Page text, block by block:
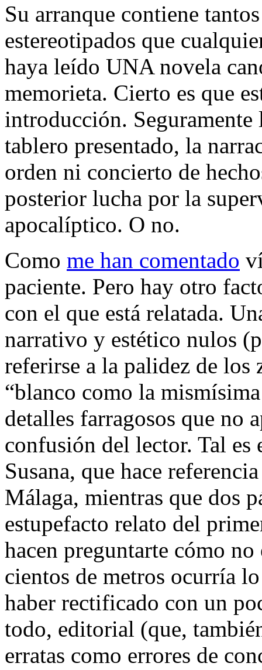
Su arranque contiene
estereotipados que
haya leído UNA novela
memorieta. Cierto es que
introducción.
tablero presentado, la
orden ni concierto de
posterior lucha por la
apocalíptico. O no.
Como me han comentado
paciente. Pero hay otro
con el que está relatada.
narrativo y estético nulos
referirse a la palidez de
“blanco como la
detalles farragosos que no
confusión del lector. Tal es
Susana, que hace
Málaga, mientras que dos
estupefacto relato del
hacen preguntarte cómo no
cientos de metros ocurría
haber rectificado con un
todo, editorial (que,
erratas como errores de